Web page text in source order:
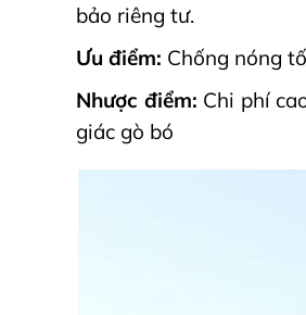
bảo riêng tư.
Ưu điểm: Chống nóng
Nhược điểm: Chi phí
giác gò bó